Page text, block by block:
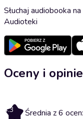
Słuchaj audiobooka
Audioteki
Oceny i
4.3 Średnia z 6